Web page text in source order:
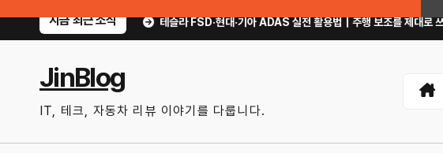
지금 최근 소식
테슬라 FSD·현대·기아 ADAS 실전 활용법｜주행 보조를 제대로 쓰면 무엇이 달라질까?
JinBlog
IT, 테크, 자동차 리뷰 이야기를 다룹니다.